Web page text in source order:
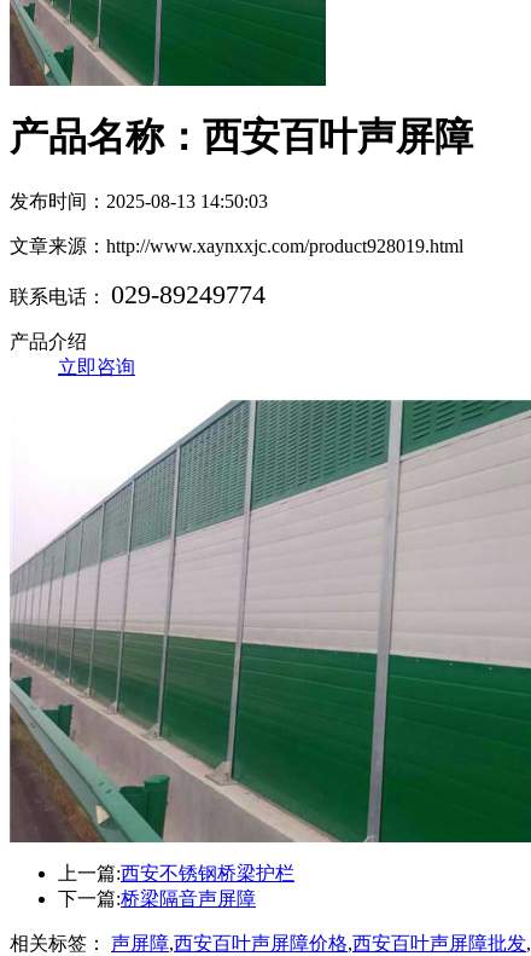
产品名称：西安百叶声屏障
发布时间：2025-08-13 14:50:03
文章来源：http://www.xaynxxjc.com/product928019.html
联系电话： 029-89249774
产品介绍
立即咨询
上一篇:西安不锈钢桥梁护栏
下一篇:桥梁隔音声屏障
相关标签： 声屏障,西安百叶声屏障价格,西安百叶声屏障批发,